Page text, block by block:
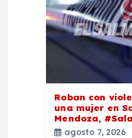
Roban con
una mujer en
Mendoza,
agosto 7, 2026